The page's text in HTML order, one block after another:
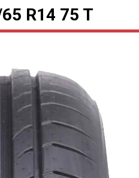
R14 75 T